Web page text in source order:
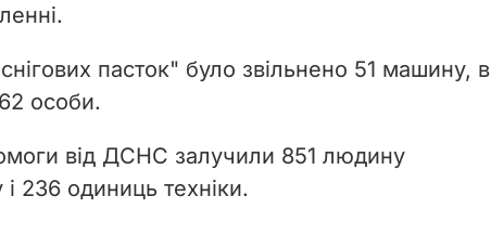
e
пасток" було звільнено 51 машину, в
особи.
від ДСНС залучили 851 людину
236 одиниць техніки.